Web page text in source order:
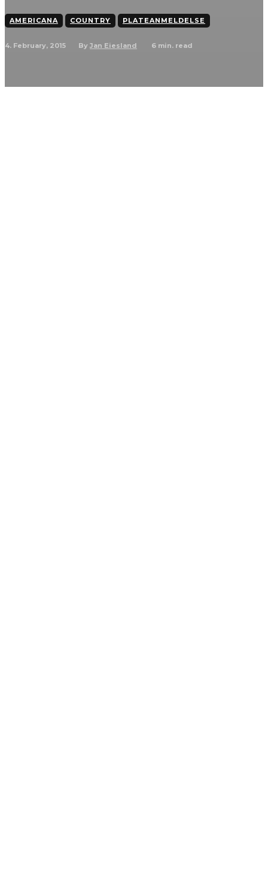
AMERICANA COUNTRY PLATEANMELDELSE
4. February, 2015 By Jan Eiesland 6 min. read